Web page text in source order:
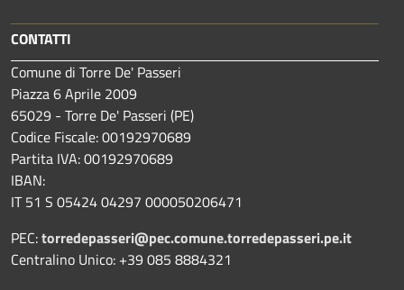
CONTATTI
Comune di Torre De' Passeri
Piazza 6 Aprile 2009
65029 - Torre De' Passeri (PE)
Codice Fiscale: 00192970689
Partita IVA: 00192970689
IBAN:
IT 51 S 05424 04297 000050206471
PEC:torredepasseri@pec.comune.torredepasseri.pe.it
Centralino Unico: +39 085 8884321